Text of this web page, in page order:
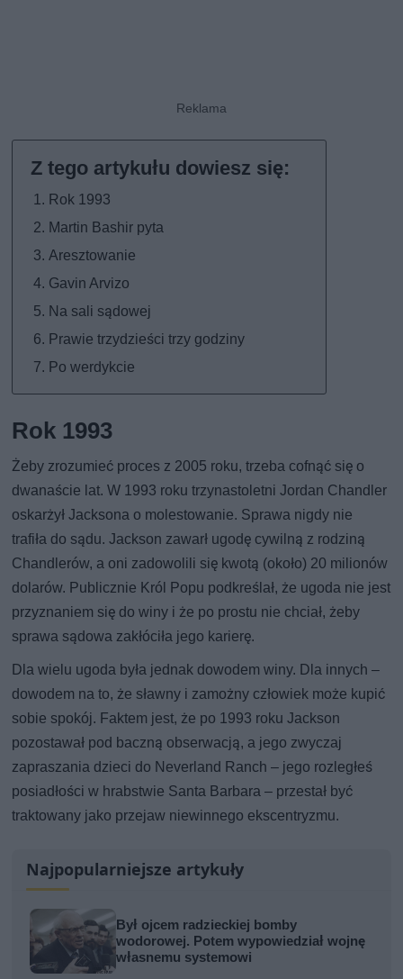
Rok 1993
Martin Bashir pyta
Aresztowanie
Gavin Arvizo
Na sali sądowej
Prawie trzydzieści trzy godziny
Po werdykcie
Rok 1993
Żeby zrozumieć proces z 2005 roku, trzeba cofnąć się o
dwanaście lat. W 1993 roku trzynastoletni Jordan Chandler
oskarżył Jacksona o molestowanie. Sprawa nigdy nie
trafiła do sądu. Jackson zawarł ugodę cywilną z rodziną
Chandlerów, a oni zadowolili się kwotą (około) 20 milionów
dolarów. Publicznie Król Popu podkreślał, że ugoda nie jest
przyznaniem się do winy i że po prostu nie chciał, żeby
sprawa sądowa zakłóciła jego karierę.
Dla wielu ugoda była jednak dowodem winy. Dla innych –
dowodem na to, że sławny i zamożny człowiek może kupić
sobie spokój. Faktem jest, że po 1993 roku Jackson
pozostawał pod baczną obserwacją, a jego zwyczaj
zapraszania dzieci do Neverland Ranch – jego rozległeś
posiadłości w hrabstwie Santa Barbara – przestał być
traktowany jako przejaw niewinnego ekscentryzmu.
Najpopularniejsze artykuły
Był ojcem radzieckiej bomby
wodorowej. Potem wypowiedział wojnę
własnemu systemowi